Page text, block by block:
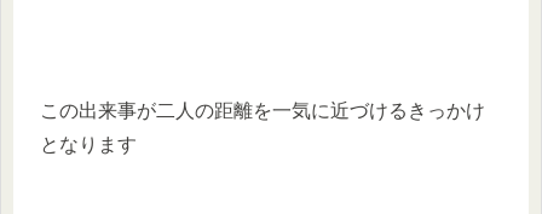
この出来事が二人の距離を一気に近づけるきっかけ
となります